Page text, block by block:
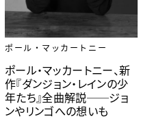
ポール・マッカートニー
ポール・マッカートニー、新
作『ダンジョン・レインの少
年たち』全曲解説──ジョ
ンやリンゴへの想いも